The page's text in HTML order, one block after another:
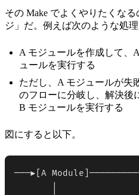
その Make でよくやりたくな
ジ」だ。例えば次のような処理
A モジュールを作成して、
ュールを実行する
ただし、A モジュールが失
のフローに分岐し、解決後
B モジュールを実行する
図にすると以下。
───▶[A